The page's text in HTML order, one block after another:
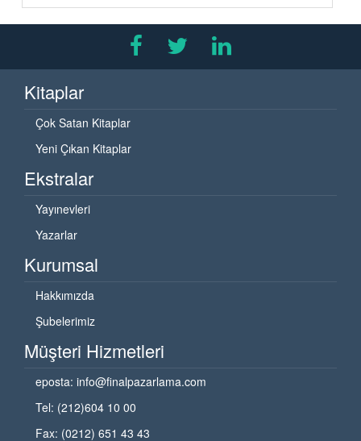
Kitaplar
Çok Satan Kitaplar
Yeni Çıkan Kitaplar
Ekstralar
Yayınevleri
Yazarlar
Kurumsal
Hakkımızda
Şubelerimiz
Müşteri Hizmetleri
eposta: info@finalpazarlama.com
Tel: (212)604 10 00
Fax: (0212) 651 43 43